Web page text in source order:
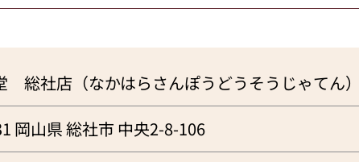
総社店（なかはらさんぽうどうそうじゃてん
岡山県 総社市 中央2-8-106